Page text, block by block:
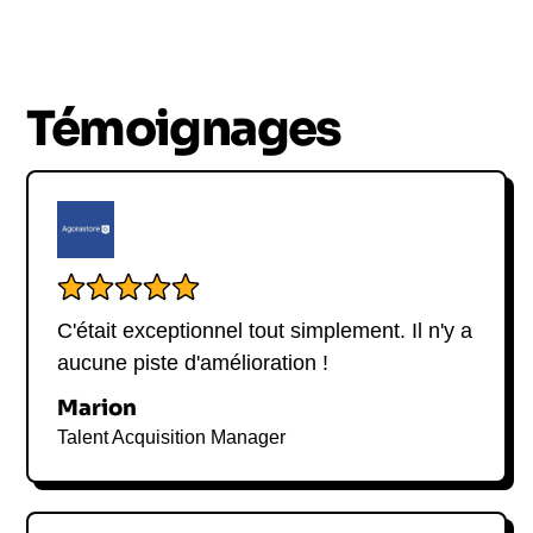
Témoignages
C'était exceptionnel tout simplement. Il n'y a
aucune piste d'amélioration !
Marion
Talent Acquisition Manager